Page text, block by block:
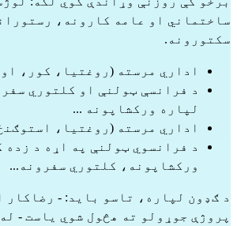
سکتورونه.
اداري مرسته (روغتیا، کور،
لپاره ورکشاپونه ...
اداري مرسته (روغتیا،
ورکشاپونه، کلتوري سفرونه...